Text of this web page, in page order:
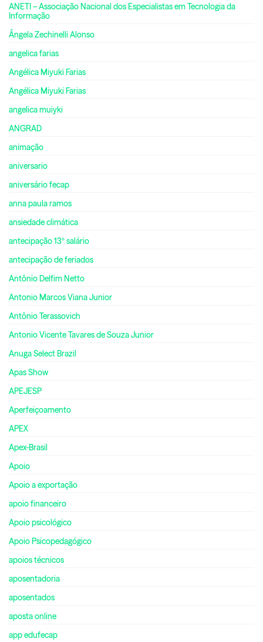
ANETI – Associação Nacional dos Especialistas em Tecnologia da
Informação
Ângela Zechinelli Alonso
angelica farias
Angélica Miyuki Farias
Angélica Miyuki Farias
angelica muiyki
ANGRAD
animação
aniversario
aniversário fecap
anna paula ramos
ansiedade climática
antecipação 13º salário
antecipação de feriados
Antônio Delfim Netto
Antonio Marcos Viana Junior
Antônio Terassovich
Antonio Vicente Tavares de Souza Junior
Anuga Select Brazil
Apas Show
APEJESP
Aperfeiçoamento
APEX
Apex-Brasil
Apoio
Apoio a exportação
apoio financeiro
Apoio psicológico
Apoio Psicopedagógico
apoios técnicos
aposentadoria
aposentados
aposta online
app edufecap